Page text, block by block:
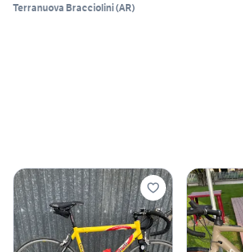
Terranuova Bracciolini(AR)